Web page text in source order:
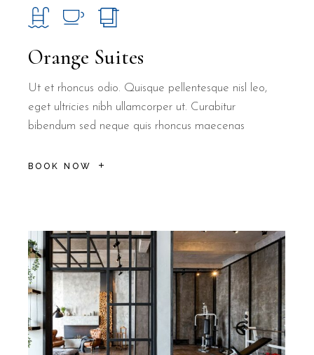
Orange Suites
Ut et rhoncus odio. Quisque pellentesque nisl leo,
eget ultricies nibh ullamcorper ut. Curabitur
bibendum sed neque quis rhoncus maecenas
BOOK NOW